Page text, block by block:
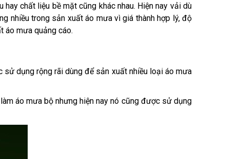
chất liệu bề mặt cũng khác nhau. Hiện nay vải dù
nhiều trong sản xuất áo mưa vì giá thành hợp lý, độ
áo mưa quảng cáo.
dụng rộng rãi dùng để sản xuất nhiều loại áo mưa
áo mưa bộ nhưng hiện nay nó cũng được sử dụng